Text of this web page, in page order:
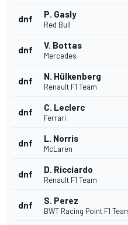
dnf P. Gasly
Red Bull
dnf V. Bottas
Mercedes
dnf N. Hülkenberg
Renault F1 Team
dnf C. Leclerc
Ferrari
dnf L. Norris
McLaren
dnf D. Ricciardo
Renault F1 Team
dnf S. Perez
BWT Racing Point F1